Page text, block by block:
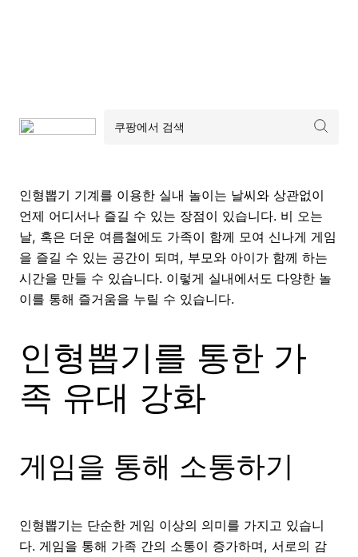
인형뽑기 기계를 이용한 실내 놀이는 날씨와 상관없이
언제 어디서나 즐길 수 있는 장점이 있습니다. 비 오는
날, 혹은 더운 여름철에도 가족이 함께 모여 신나게 게임
을 즐길 수 있는 공간이 되며, 부모와 아이가 함께 하는
시간을 만들 수 있습니다. 이렇게 실내에서도 다양한 놀
이를 통해 즐거움을 누릴 수 있습니다.
인형뽑기를 통한 가
족 유대 강화
게임을 통해 소통하기
인형뽑기는 단순한 게임 이상의 의미를 가지고 있습니
다. 게임을 통해 가족 간의 소통이 증가하며, 서로의 감